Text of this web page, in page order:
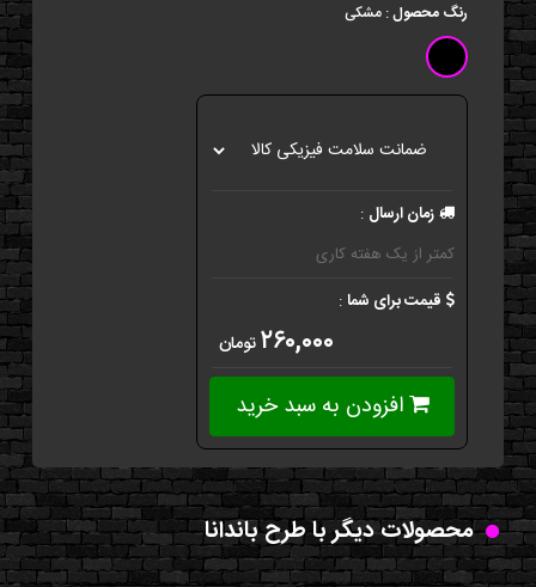
رنگ محصول: مشکی
زمان ارسال :
کمتر از یک هفته کاری
قیمت برای شما:
۲۶۰,۰۰۰تومان
افزودن به سبد خرید
محصولات دیگر با طرح باندانا